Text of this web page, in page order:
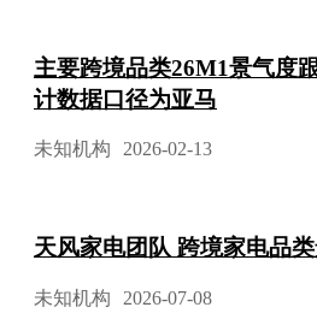
主要跨境品类26M1景气度
计数据口径为亚马
未知机构 2026-02-13
天风家电团队 跨境家电品
未知机构 2026-07-08